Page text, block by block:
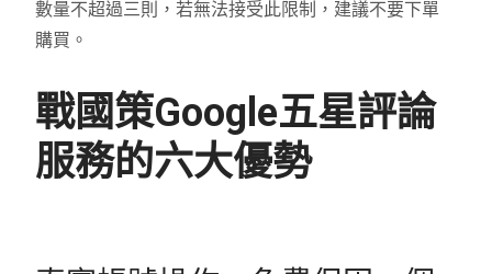
數量不超過三則，若無法接受此限制，建議不要下單
購買。
戰國策Google五星評論
服務的六大優勢